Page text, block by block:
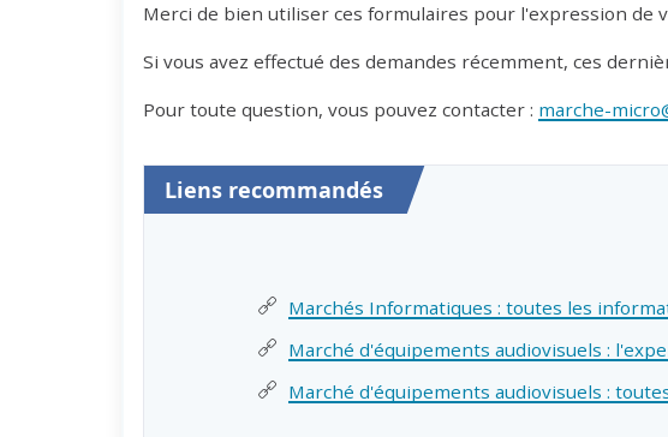
Merci de bien utiliser ces formulaires pour l'expression de
Si vous avez effectué des demandes récemment, ces
Pour toute question, vous pouvez contacter : marche-
Liens recommandés
Marchés Informatiques : toutes les
Marché d'équipements audiovisuels :
Marché d'équipements audiovisuels :